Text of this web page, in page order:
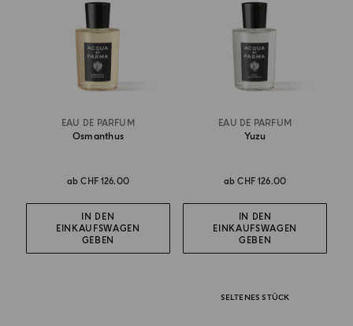
EAU DE PARFUM
Osmanthus
abCHF 126.00
IN DEN
EINKAUFSWAGEN
GEBEN
EAU DE PARFUM
Yuzu
abCHF 126.00
IN DEN
EINKAUFSWAGEN
GEBEN
SELTENES STÜCK